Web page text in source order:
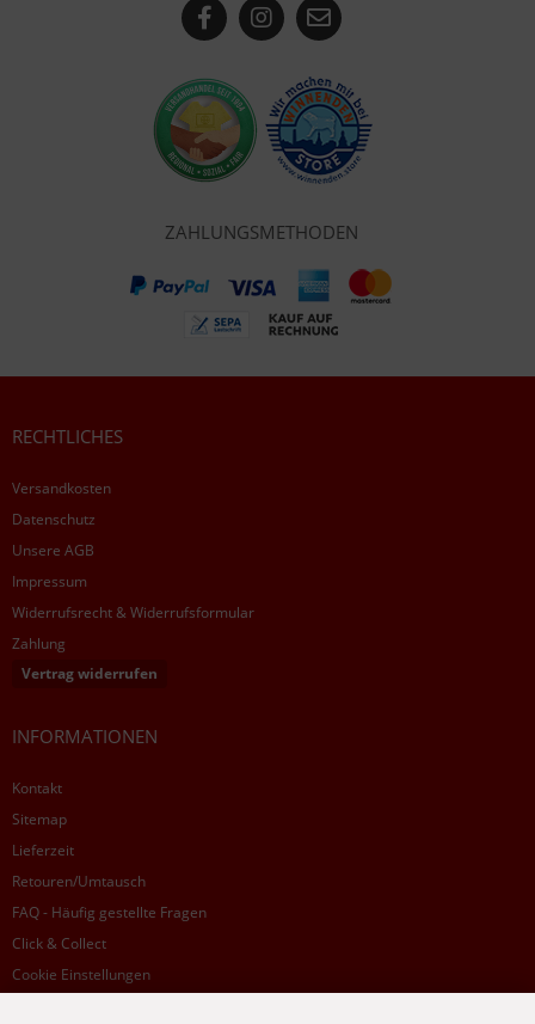
ZAHLUNGSMETHODEN
RECHTLICHES
Versandkosten
Datenschutz
Unsere AGB
Impressum
Widerrufsrecht & Widerrufsformular
Zahlung
Vertrag widerrufen
INFORMATIONEN
Kontakt
Sitemap
Lieferzeit
Retouren/Umtausch
FAQ - Häufig gestellte Fragen
Click & Collect
Cookie Einstellungen